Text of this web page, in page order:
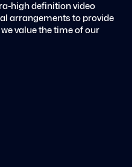
high definition video
arrangements to provide
value the time of our